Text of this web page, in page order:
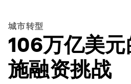
城市转型
106万亿美
施融资挑战